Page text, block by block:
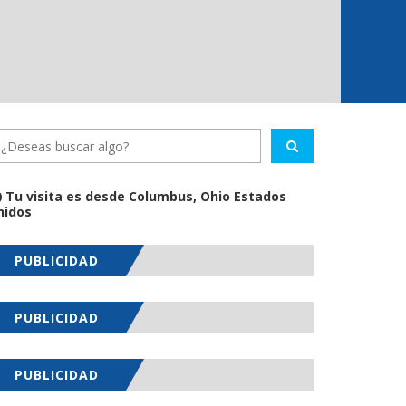
Tu visita es desde Columbus, Ohio Estados
PUBLICIDAD
PUBLICIDAD
PUBLICIDAD